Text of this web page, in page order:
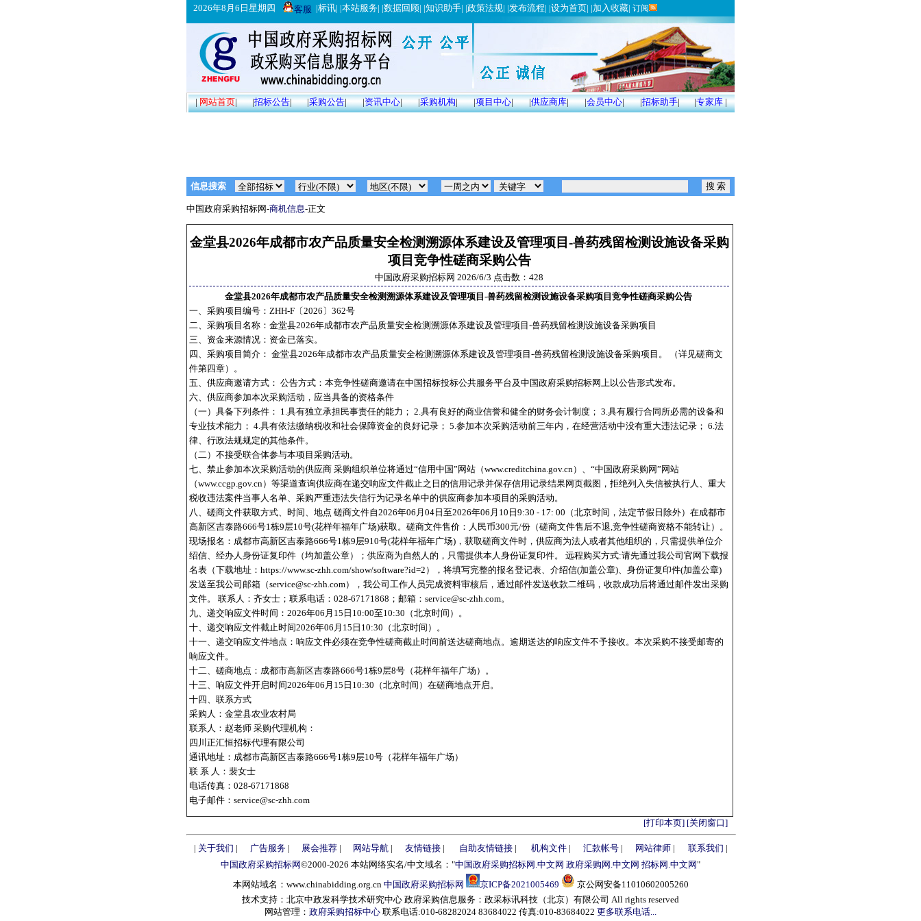
2026年8月6日星期四 客服 |标讯| |本站服务| |数据回顾| |知识助手| |政策法规| |发布流程| |设为首页| |加入收藏| 订阅
|网站首页| |招标公告| |采购公告| |资讯中心| |采购机构| |项目中心| |供应商库| |会员中心| |招标助手| |专家库|
信息搜索
中国政府采购招标网-商机信息-正文
金堂县2026年成都市农产品质量安全检测溯源体系建设及管理项目-兽药残留检测设施设备采购
项目竞争性磋商采购公告
中国政府采购招标网 2026/6/3 点击数：428
金堂县2026年成都市农产品质量安全检测溯源体系建设及管理项目-兽药残留检测设施设备采购项目竞争性磋商采购公告
一、采购项目编号：ZHH-F〔2026〕362号
二、采购项目名称：金堂县2026年成都市农产品质量安全检测溯源体系建设及管理项目-兽药残留检测设施设备采购项目
三、资金来源情况：资金已落实。
四、采购项目简介： 金堂县2026年成都市农产品质量安全检测溯源体系建设及管理项目-兽药残留检测设施设备采购项目。 （详见磋商文
件第四章）。
五、供应商邀请方式： 公告方式：本竞争性磋商邀请在中国招标投标公共服务平台及中国政府采购招标网上以公告形式发布。
六、供应商参加本次采购活动，应当具备的资格条件
（一）具备下列条件： 1.具有独立承担民事责任的能力； 2.具有良好的商业信誉和健全的财务会计制度； 3.具有履行合同所必需的设备和
专业技术能力； 4.具有依法缴纳税收和社会保障资金的良好记录； 5.参加本次采购活动前三年内，在经营活动中没有重大违法记录； 6.法
律、行政法规规定的其他条件。
（二）不接受联合体参与本项目采购活动。
七、禁止参加本次采购活动的供应商 采购组织单位将通过“信用中国”网站（www.creditchina.gov.cn）、“中国政府采购网”网站
（www.ccgp.gov.cn）等渠道查询供应商在递交响应文件截止之日的信用记录并保存信用记录结果网页截图，拒绝列入失信被执行人、重大
税收违法案件当事人名单、采购严重违法失信行为记录名单中的供应商参加本项目的采购活动。
八、磋商文件获取方式、时间、地点 磋商文件自2026年06月04日至2026年06月10日9:30 - 17: 00（北京时间，法定节假日除外）在成都市
高新区吉泰路666号1栋9层10号(花样年福年广场)获取。磋商文件售价：人民币300元/份（磋商文件售后不退,竞争性磋商资格不能转让）。
现场报名：成都市高新区吉泰路666号1栋9层910号(花样年福年广场)，获取磋商文件时，供应商为法人或者其他组织的，只需提供单位介
绍信、经办人身份证复印件（均加盖公章）；供应商为自然人的，只需提供本人身份证复印件。 远程购买方式:请先通过我公司官网下载报
名表（下载地址：https://www.sc-zhh.com/show/software?id=2），将填写完整的报名登记表、介绍信(加盖公章)、身份证复印件(加盖公章)
发送至我公司邮箱（service@sc-zhh.com），我公司工作人员完成资料审核后，通过邮件发送收款二维码，收款成功后将通过邮件发出采购
文件。 联系人：齐女士；联系电话：028-67171868；邮箱：service@sc-zhh.com。
九、递交响应文件时间：2026年06月15日10:00至10:30（北京时间）。
十、递交响应文件截止时间2026年06月15日10:30（北京时间）。
十一、递交响应文件地点：响应文件必须在竞争性磋商截止时间前送达磋商地点。逾期送达的响应文件不予接收。本次采购不接受邮寄的
响应文件。
十二、磋商地点：成都市高新区吉泰路666号1栋9层8号（花样年福年广场）。
十三、响应文件开启时间2026年06月15日10:30（北京时间）在磋商地点开启。
十四、联系方式
采购人：金堂县农业农村局
联系人：赵老师 采购代理机构：
四川正汇恒招标代理有限公司
通讯地址：成都市高新区吉泰路666号1栋9层10号（花样年福年广场）
联 系 人：裴女士
电话传真：028-67171868
电子邮件：service@sc-zhh.com
[打印本页] [关闭窗口]
| 关于我们 | 广告服务| 展会推荐| 网站导航 | 友情链接 | 自助友情链接 | 机构文件 | 汇款帐号 | 网站律师 | 联系我们 |
中国政府采购招标网©2000-2026 本站网络实名/中文域名："中国政府采购招标网.中文网 政府采购网.中文网 招标网.中文网"
本网站域名：www.chinabidding.org.cn 中国政府采购招标网 京ICP备2021005469
京公网安备11010602005260
技术支持：北京中政发科学技术研究中心 政府采购信息服务：政采标讯科技（北京）有限公司 All rights reserved
网站管理： 政府采购招标中心 联系电话:010-68282024 83684022 传真:010-83684022 更多联系电话...